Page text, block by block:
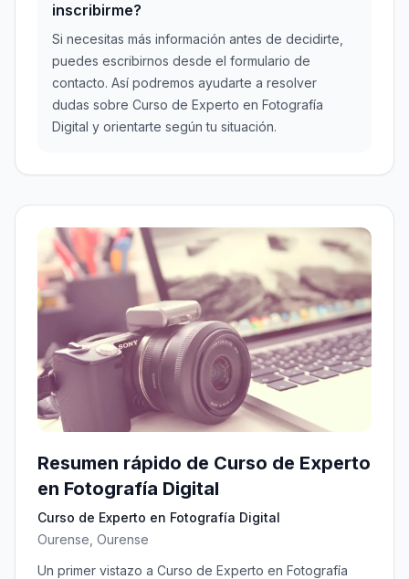
inscribirme?
Si necesitas más información antes de decidirte,
puedes escribirnos desde el formulario de
contacto. Así podremos ayudarte a resolver
dudas sobre Curso de Experto en Fotografía
Digital y orientarte según tu situación.
Resumen rápido de Curso de Experto
en Fotografía Digital
Curso de Experto en Fotografía Digital
Ourense, Ourense
Un primer vistazo a Curso de Experto en Fotografía